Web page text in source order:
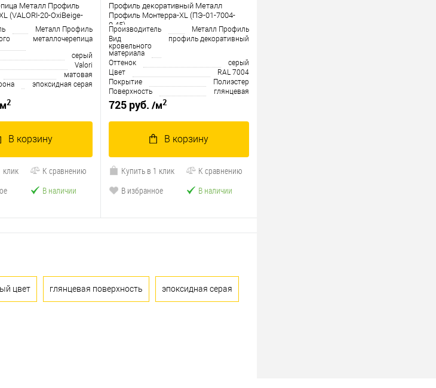
Металл Профиль
(VALORI-20-OxiBеige-
Металл Профиль
металлочерепица
серый
Valori
матовая
эпоксидная серая
2
В корзину
клик
К сравнению
В наличии
Профиль декоративный Металл
Профиль Монтерра-XL (ПЭ-01-7004-
0.45)
Производитель
Металл Профиль
Вид
кровельного
материала
профиль декоративный
Оттенок
серый
Цвет
RAL 7004
Покрытие
Полиэстер
Поверхность
глянцевая
725 руб. /м2
В корзину
Купить в 1 клик
К сравнению
В избранное
В наличии
цвет глянцевая поверхность эпоксидная серая